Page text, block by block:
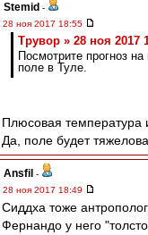
Stemid -
28 ноя 2017 18:55
Трувор » 28 ноя 2017
Посмотрите прогноз
поле в Туле.
Плюсовая температура
Да, поле будет
Ansfil -
28 ноя 2017 18:49
Сиддха тоже
Фернандо у него